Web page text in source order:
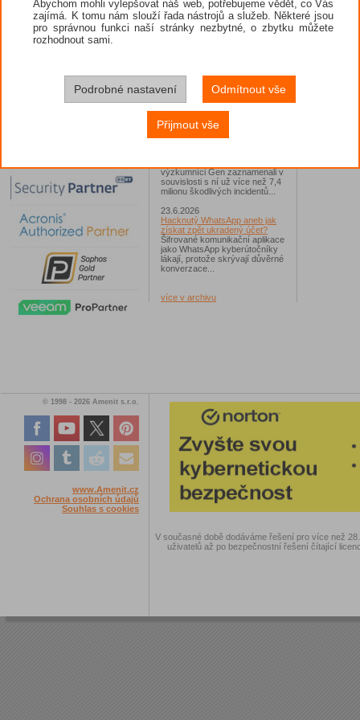
26.6.2026
ESET: S příchodem léta
zaplavují Česko falešné mobilní
Chase Home App či Candy
Race Launcher. Hlavním cílem
útočníků bylo v tomto případě
Polsko, následováno Českem a
Slovenskem...
24.6.2026
výzkumníci Gen zaznamenali v
souvislosti s ní už více než 7,4
milionu škodlivých incidentů...
23.6.2026
Hacknutý WhatsApp aneb jak
získat zpět ukradený účet?
Šifrované komunikační aplikace
jako WhatsApp kyberútočníky
lákají, protože skrývají důvěrné
konverzace...
více v archivu
Ze
© 1998 - 2026 Amenit s.r.o.
www.Amenit.cz
Ochrana osobních údajů
Souhlas s cookies
V současné době dodáváme řešení pro více než
uživatelů až po bezpečnostní řešení čítající
Abychom mohli vylepšovat náš web, potřebujeme vědět, co Vás
zajímá. K tomu nám slouží řada nástrojů a služeb. Některé jsou
pro správnou funkci naší stránky nezbytné, o zbytku můžete
rozhodnout sami.
Podrobné nastavení Odmítnout vše
Přijmout vše